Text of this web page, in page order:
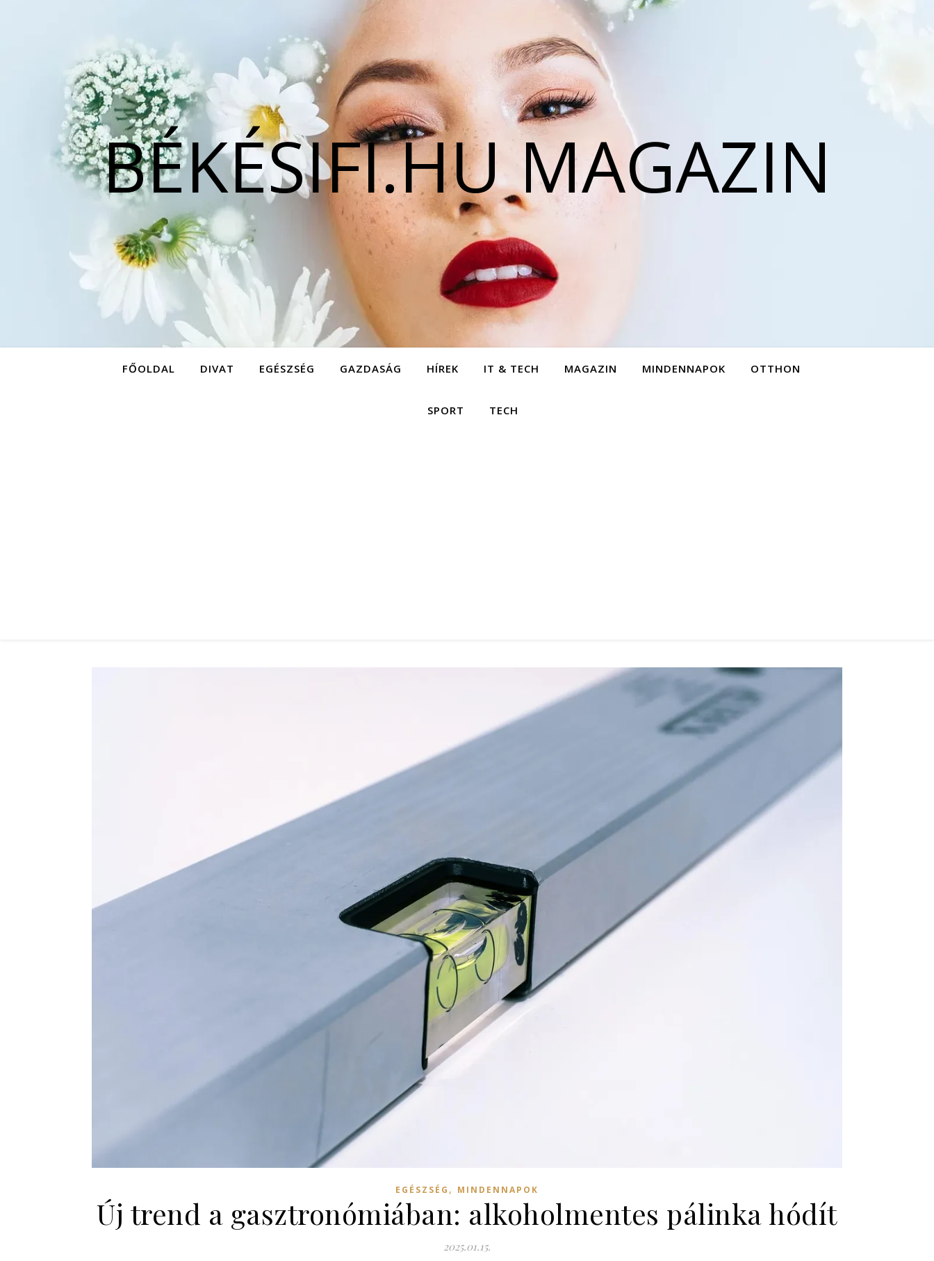
BÉKÉSIFI.HU MAGAZIN
FŐOLDAL DIVAT EGÉSZSÉG GAZDASÁG HÍREK IT & TECH MAGAZIN MINDENNAPOK OTTHON
SPORT TECH
EGÉSZSÉG , MINDENNAPOK
Új trend a gasztronómiában: alkoholmentes pálinka hódít
2025.01.15.